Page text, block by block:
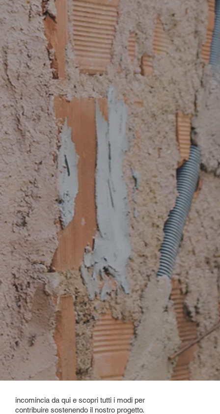
incomincia da qui e scopri tutti i modi per
contribuire sostenendo il nostro progetto.